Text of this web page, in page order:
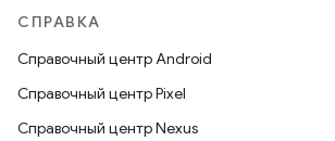
СПРАВКА
Справочный центр Android
Справочный центр Pixel
Справочный центр Nexus